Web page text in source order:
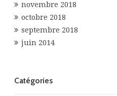
novembre 2018
octobre 2018
septembre 2018
juin 2014
Catégories